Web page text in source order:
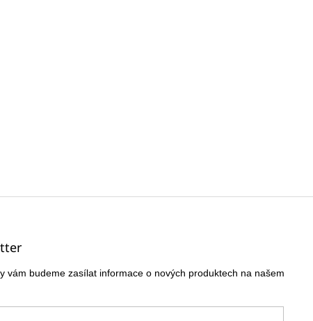
vám budeme zasílat informace o nových produktech na našem